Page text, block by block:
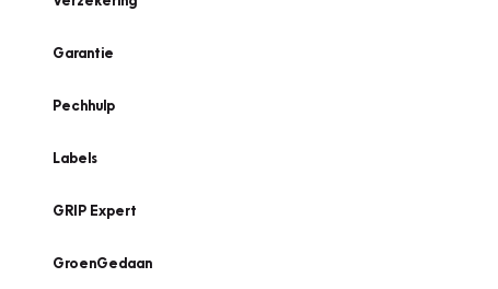
Garantie
Pechhulp
Labels
GRIP Expert
GroenGedaan